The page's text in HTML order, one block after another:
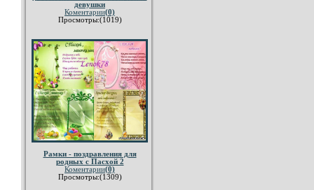
девушки
Коментарии(0)
Просмотры:(1019)
Рамки - поздравления для
родных с Пасхой 2
Коментарии(0)
Просмотры:(1309)